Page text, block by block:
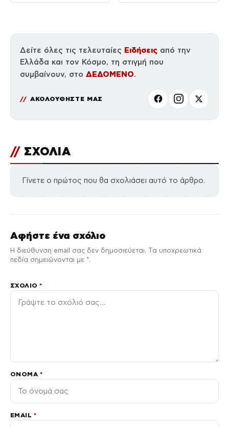
Δείτε όλες τις τελευταίες Ειδήσεις από την
Ελλάδα και τον Κόσμο, τη στιγμή που
συμβαίνουν, στο ΔΕΔΟΜΕΝΟ.
ΑΚΟΛΟΥΘΗΣΤΕ ΜΑΣ
// ΣΧΟΛΙΑ
Γίνετε ο πρώτος που θα σχολιάσει αυτό το άρθρο.
Αφήστε ένα σχόλιο
Η διεύθυνση email σας δεν δημοσιεύεται. Τα υποχρεωτικά
πεδία σημειώνονται με *.
ΣΧΌΛΙΟ*
ΌΝΟΜΑ *
EMAIL *